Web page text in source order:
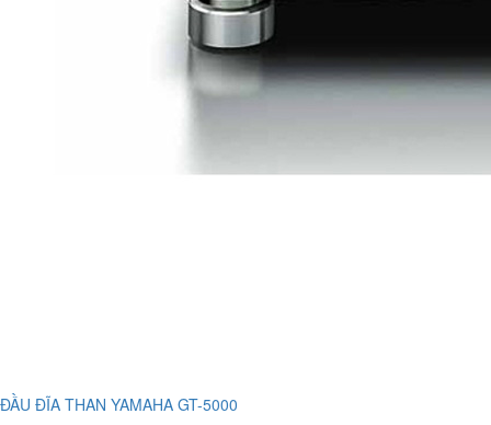
ĐẦU ĐĨA THAN YAMAHA GT-5000